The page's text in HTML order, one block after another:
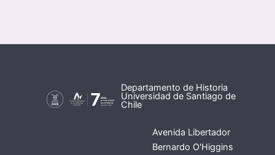
Departamento de Historia
Universidad de Santiago de
Chile
Avenida Libertador
Bernardo O'Higgins